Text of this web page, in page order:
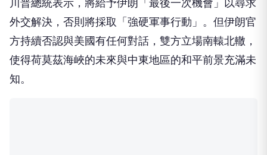
川普總統表示，將給予伊朗「最後一次機會」以尋求
外交解決，否則將採取「強硬軍事行動」。但伊朗官
方持續否認與美國有任何對話，雙方立場南轅北轍，
使得荷莫茲海峽的未來與中東地區的和平前景充滿未
知。